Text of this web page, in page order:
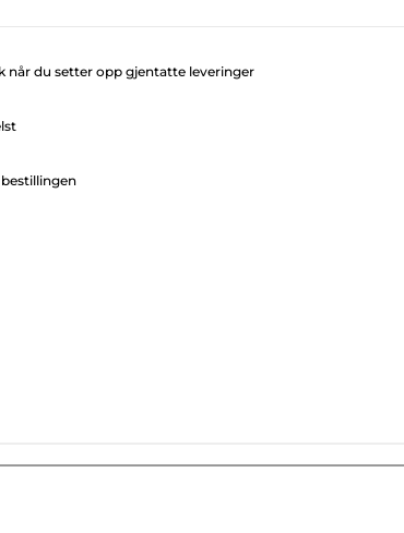
når du setter opp gjentatte leveringer